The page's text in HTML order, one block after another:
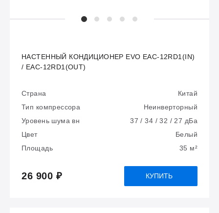
НАСТЕННЫЙ КОНДИЦИОНЕР EVO EAC-12RD1(IN)
/ EAC-12RD1(OUT)
Страна
Китай
Тип компрессора
Неинверторный
Уровень шума вн
37 / 34 / 32 / 27 дБа
Цвет
Белый
Площадь
35 м²
26 900 ₽ КУПИТЬ